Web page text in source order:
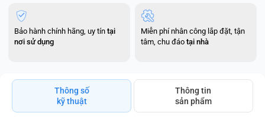
Bảo hành chính hãng, uy tíntại
nơi sử dụng
Miễn phí nhân công lắp đặt, tận
tâm, chu đáotại nhà
Thông số
kỹ thuật
Thông tin
sản phẩm